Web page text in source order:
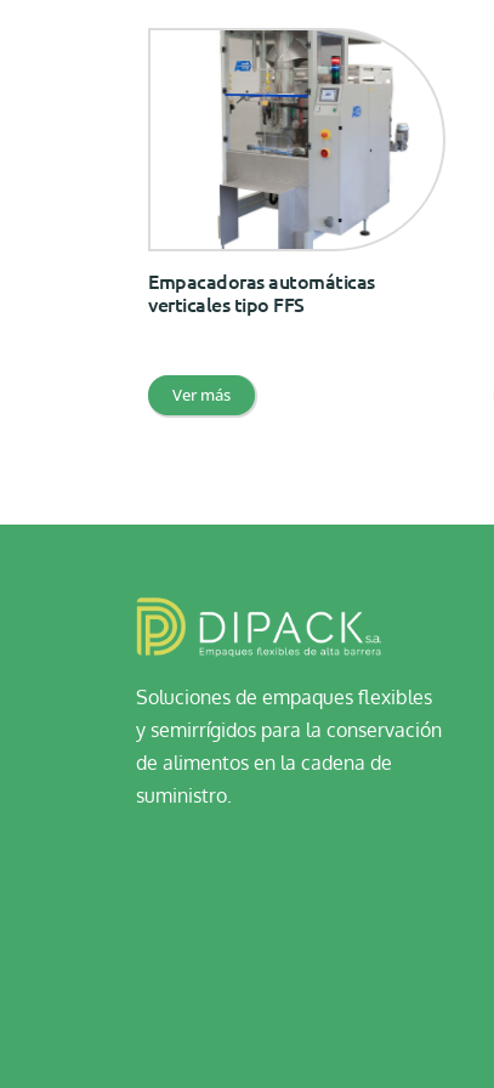
Empacadoras automáticas
verticales tipo FFS
Ver más
Soluciones de empaques flexibles
y semirrígidos para la conservación
de alimentos en la cadena de
suministro.